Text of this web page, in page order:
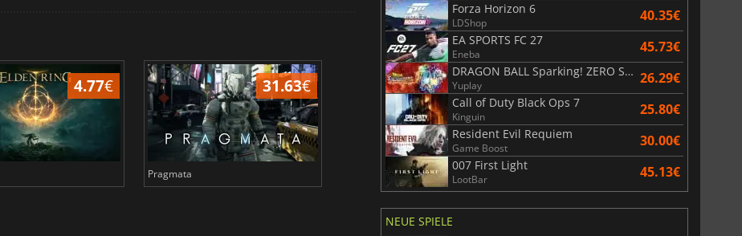
4.77€ 31.63€
Pragmata
6.77
Total War WARHAMMER 3
15.48
Forza Horizon 6
LDShop 40.35€
EA SPORTS FC 27
Eneba 45.73€
DRAGON BALL Sparking! ZERO Super Limit Breaking NEO
Yuplay 26.29€
Call of Duty Black Ops 7
Kinguin 25.80€
Resident Evil Requiem
Game Boost 30.00€
007 First Light
LootBar 45.13€
NEUE SPIELE